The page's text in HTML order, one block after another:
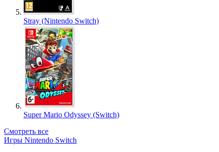
Stray (Nintendo Switch)
Super Mario Odyssey (Switch)
Смотреть все
Игры Nintendo Switch